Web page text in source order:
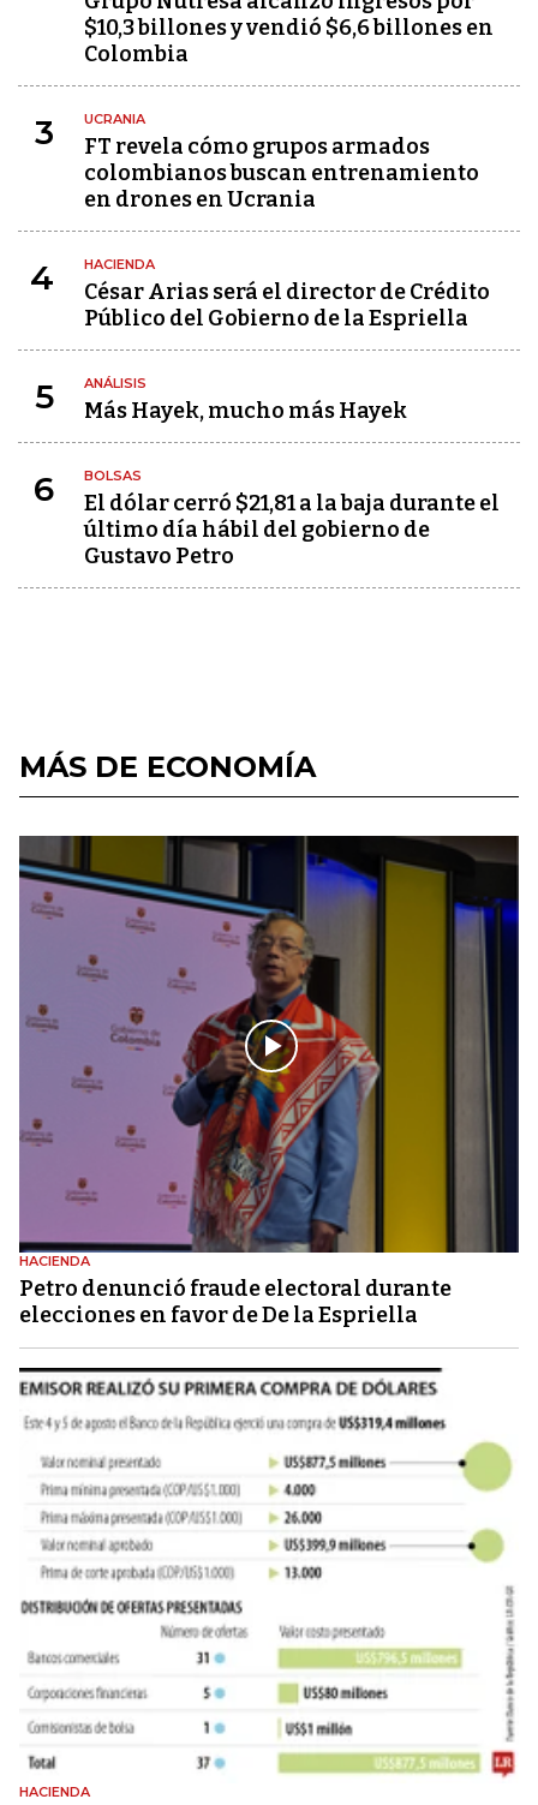
$10,3 billones y vendió $6,6 billones en
Colombia
3 UCRANIA
FT revela cómo grupos armados
colombianos buscan entrenamiento
en drones en Ucrania
4 HACIENDA
César Arias será el director de Crédito
Público del Gobierno de la Espriella
5 ANÁLISIS
Más Hayek, mucho más Hayek
6 BOLSAS
El dólar cerró $21,81 a la baja durante el
último día hábil del gobierno de
Gustavo Petro
MÁS DE ECONOMÍA
HACIENDA
Petro denunció fraude electoral durante
elecciones en favor de De la Espriella
HACIENDA